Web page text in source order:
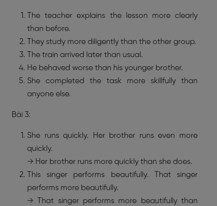
The teacher explains the lesson more clearly
than before.
They study more diligently than the other group.
The train arrived later than usual.
He behaved worse than his younger brother.
She completed the task more skillfully than
anyone else.
Bài 3:
She runs quickly. Her brother runs even more
quickly.
→ Her brother runs more quickly than she does.
This singer performs beautifully. That singer
performs more beautifully.
→ That singer performs more beautifully than